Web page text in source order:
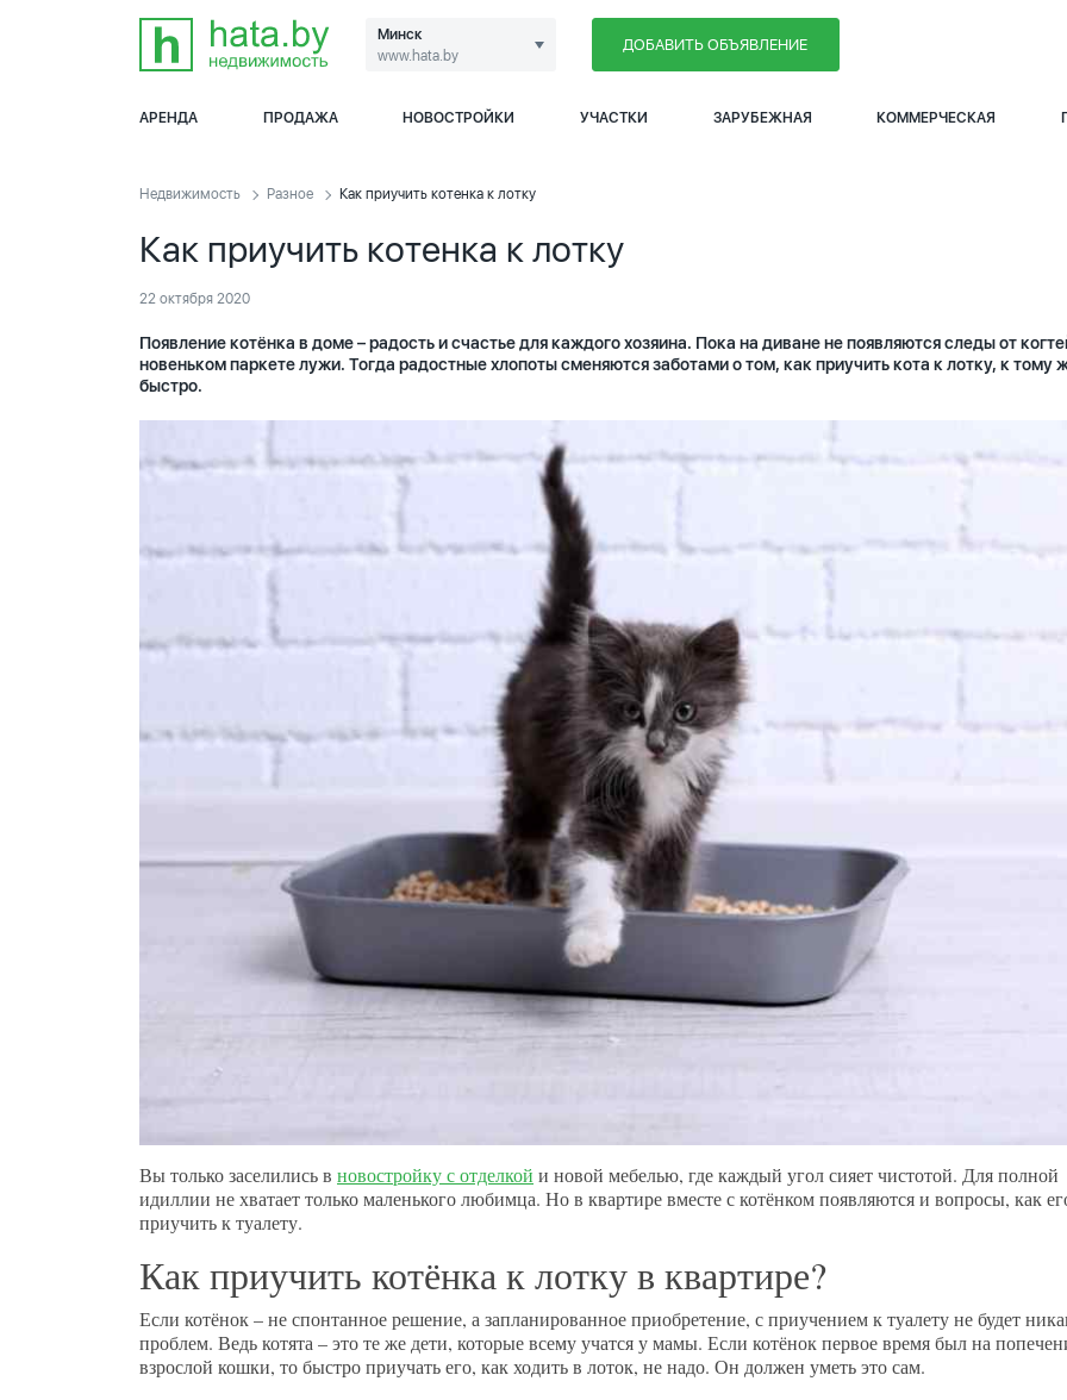
Минск
www.hata.by
ДОБАВИТЬ ОБЪЯВЛЕНИЕ
АРЕНДА ПРОДАЖА НОВОСТРОЙКИ УЧАСТКИ ЗАРУБЕЖНАЯ КОММЕРЧЕСКАЯ
Недвижимость Разное Как приучить котенка к лотку
Как приучить котенка к лотку
22 октября 2020
Появление котёнка в доме – радость и счастье для каждого хозяина. Пока на диване не появляются следы от
новеньком паркете лужи. Тогда радостные хлопоты сменяются заботами о том, как приучить кота к лотку, к тому
быстро.
Вы только заселились в новостройку с отделкой и новой мебелью, где каждый угол сияет чистотой. Для полной
идиллии не хватает только маленького любимца. Но в квартире вместе с котёнком появляются и вопросы, как
приучить к туалету.
Как приучить котёнка к лотку в квартире?
Если котёнок – не спонтанное решение, а запланированное приобретение, с приучением к туалету не будет
проблем. Ведь котята – это те же дети, которые всему учатся у мамы. Если котёнок первое время был на
взрослой кошки, то быстро приучать его, как ходить в лоток, не надо. Он должен уметь это сам.